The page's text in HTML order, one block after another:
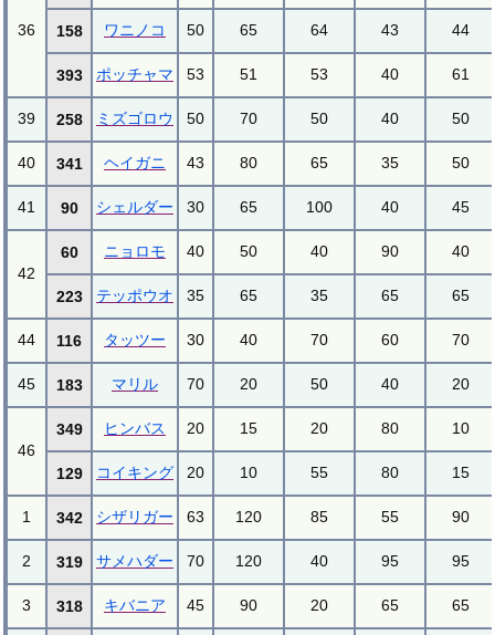
36 158 ワニノコ 50 65 64 43 44
393 ポッチャマ 53 51 53 40 61
39 258 ミズゴロウ 50 70 50 40 50
40 341 ヘイガニ 43 80 65 35 50
41 90 シェルダー 30 65 100 40 45
42
60 ニョロモ 40 50 40 90 40
223 テッポウオ 35 65 35 65 65
44 116 タッツー 30 40 70 60 70
45 183 マリル 70 20 50 40 20
46
349 ヒンバス 20 15 20 80 10
129 コイキング 20 10 55 80 15
1 342 シザリガー 63 120 85 55 90
2 319 サメハダー 70 120 40 95 95
3 318 キバニア 45 90 20 65 65